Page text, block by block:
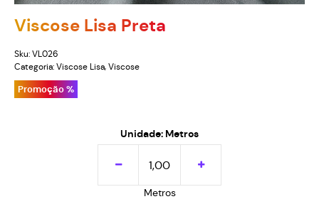
Viscose Lisa Preta
Sku: VL026
Categoria: Viscose Lisa, Viscose
Promoção %
Unidade: Metros
Metros